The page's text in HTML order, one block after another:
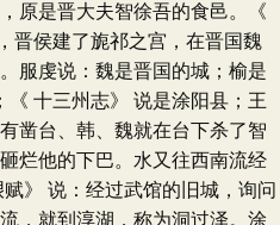
是晋大夫智徐吾的食邑。《
晋侯建了旎祁之宫，在晋国魏
服虔说：魏是晋国的城；榆是
《 十三州志》 说是涂阳县；王
凿台、韩、魏就在台下杀了智
烂他的下巴。水又往西南流经
》 说：经过武馆的旧城，询问
，就到淳湖，称为洞过泽。涂